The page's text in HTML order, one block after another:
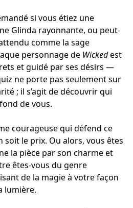
si vous étiez une
Glinda rayonnante, ou peut-
comme la sage
personnage de Wickedest
et guidé par ses désirs —
ne porte pas seulement sur
; il s’agit de découvrir qui
de vous.
courageuse qui défend ce
soit le prix. Ou alors, vous êtes
la pièce par son charme et
êtes-vous du genre
de la magie à votre façon
lumière.